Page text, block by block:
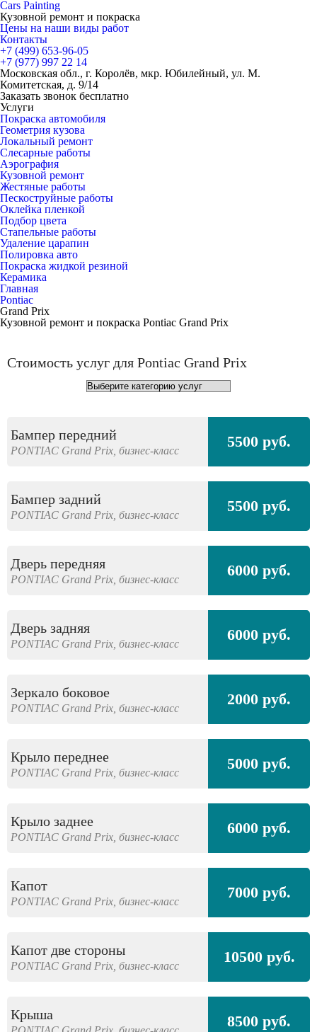
Cars Painting
Кузовной ремонт и покраска
Цены на наши виды работ
Контакты
+7 (499) 653-96-05
+7 (977) 997 22 14
Московская обл., г. Королёв, мкр. Юбилейный, ул. М.
Комитетская, д. 9/14
Заказать звонок бесплатно
Услуги
Покраска автомобиля
Геометрия кузова
Локальный ремонт
Слесарные работы
Аэрография
Кузовной ремонт
Жестяные работы
Пескоструйные работы
Оклейка пленкой
Подбор цвета
Стапельные работы
Удаление царапин
Полировка авто
Покраска жидкой резиной
Керамика
Главная
Pontiac
Grand Prix
Кузовной ремонт и покраска Pontiac Grand Prix
Стоимость услуг для Pontiac Grand Prix
Бампер передний
PONTIAC Grand Prix, бизнес-класс 5500 руб.
Бампер задний
PONTIAC Grand Prix, бизнес-класс 5500 руб.
Дверь передняя
PONTIAC Grand Prix, бизнес-класс 6000 руб.
Дверь задняя
PONTIAC Grand Prix, бизнес-класс 6000 руб.
Зеркало боковое
PONTIAC Grand Prix, бизнес-класс 2000 руб.
Крыло переднее
PONTIAC Grand Prix, бизнес-класс 5000 руб.
Крыло заднее
PONTIAC Grand Prix, бизнес-класс 6000 руб.
Капот
PONTIAC Grand Prix, бизнес-класс 7000 руб.
Капот две стороны
PONTIAC Grand Prix, бизнес-класс 10500 руб.
Крыша 8500 руб.